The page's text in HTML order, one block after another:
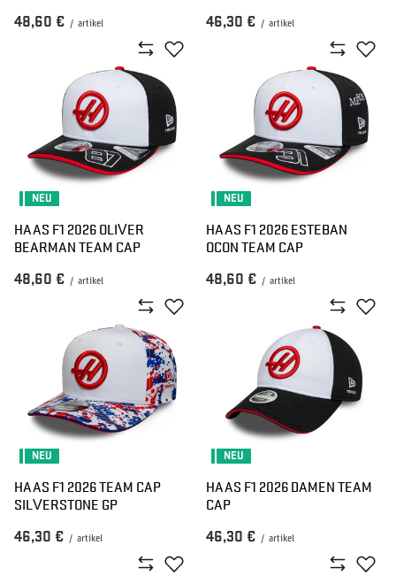
48,60 € / artikel 46,30 € / artikel
NEU
HAAS F1 2026 OLIVER
BEARMAN TEAM CAP
48,60 € / artikel
NEU
HAAS F1 2026 ESTEBAN
OCON TEAM CAP
48,60 € / artikel
NEU
HAAS F1 2026 TEAM CAP
SILVERSTONE GP
46,30 € / artikel
NEU
HAAS F1 2026 DAMEN TEAM
CAP
46,30 € / artikel